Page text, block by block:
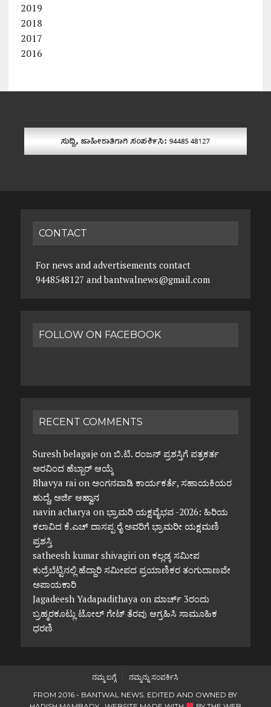
2019
2018
2017
2016
CONTACT
For news and advertisements contact
9448548127 and bantwalnews@gmail.com
FOLLOW ON FACEBOOK
RECENT COMMENTS
Suresh belagaje on ಬಿ.ಟಿ. ರಂಜನ್ ಪ್ರಶಸ್ತಿಗೆ ಪತ್ರಕರ್ತ
ಅರವಿಂದ ಹೆಬ್ಬಾರ್ ಆಯ್ಕೆ
Bhavya raion ಅಂಗನವಾಡಿ ಕಾರ್ಯಕರ್ತೆ, ಸಹಾಯಕಿಯರ
ಹುದ್ದೆ, ಅರ್ಜಿ ಆಹ್ವಾನ
navin acharya on ಭ್ರಾಮರಿ ಯಕ್ಷವೈಭವ -2026: ಹಿರಿಯ
ಕಲಾವಿದ ಕೆ.ಎಚ್ ದಾಸಪ್ಪ ರೈ ಅವರಿಗೆ ಭ್ರಾಮರೀ ಯಕ್ಷಮಣಿ
ಪ್ರಶಸ್ತಿ
satheesh kumar shivagirion ಕಲ್ಲಡ್ಕ ಸಮೀಪ
ಕುದ್ರೆಬೆಟ್ಟಿನಲ್ಲಿ ಹೆದ್ದಾರಿ ಸಮೀಪದ ಪ್ರಯಾಣಿಕರ ತಂಗುದಾಣವೇ
ಅಪಾಯಕಾರಿ
Jagadeesh Yadapadithaya on ಮಾರ್ಚ್ 3ರಂದು
ಬ್ರಹ್ಮರಕೂಟ್ಲು ಟೋಲ್ ಗೇಟ್ ತೆರವು ಆಗ್ರಹಿಸಿ ಸಾಮೂಹಿಕ
ಧರಣಿ
ನಮ್ಮ ಬಗ್ಗೆ
ನಮ್ಮನ್ನು ಸಂಪರ್ಕಿಸಿ
FROM 2016 - BANTWAL NEWS. EDITED AND OWNED BY